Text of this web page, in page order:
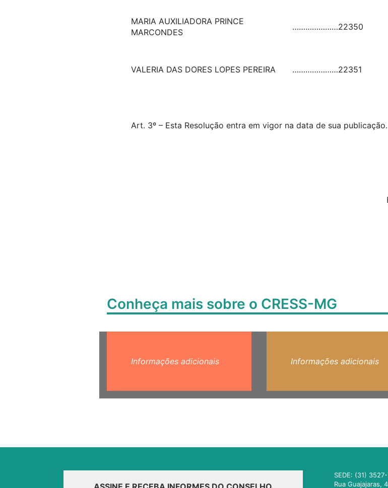
MARIA AUXILIADORA PRINCE
MARCONDES
…………………22350
VALERIA DAS DORES LOPES PEREIRA …………………22351
Art. 3º – Esta Resolução entra em vigor na data de sua publicação.
Conheça mais sobre o CRESS-MG
Informações adicionais Informações adicionais
SEDE: (31)
Rua Guajajaras,